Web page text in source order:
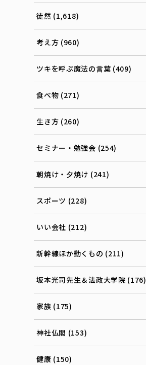
徒然 (1,618)
考え方 (960)
ツキを呼ぶ魔法の言葉 (409)
食べ物 (271)
生き方 (260)
セミナー・勉強会 (254)
朝焼け・夕焼け (241)
スポーツ (228)
いい会社 (212)
新幹線ほか動くもの (211)
坂本光司先生＆法政大学院 (176)
家族 (175)
神社仏閣 (153)
健康 (150)